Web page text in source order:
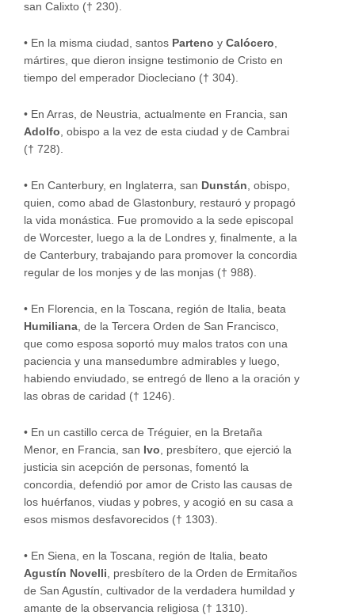
san Calixto († 230).
• En la misma ciudad, santos Parteno y Calócero
mártires, que dieron insigne testimonio de Cristo en
tiempo del emperador Diocleciano († 304).
• En Arras, de Neustria, actualmente en Francia, san
Adolfo , obispo a la vez de esta ciudad y de Cambrai
(† 728).
• En Canterbury, en Inglaterra, san Dunstán , obispo,
quien, como abad de Glastonbury, restauró y propagó
la vida monástica. Fue promovido a la sede episcopal
de Worcester, luego a la de Londres y, finalmente, a la
de Canterbury, trabajando para promover la concordia
regular de los monjes y de las monjas († 988).
• En Florencia, en la Toscana, región de Italia, beata
Humiliana , de la Tercera Orden de San Francisco,
que como esposa soportó muy malos tratos con una
paciencia y una mansedumbre admirables y luego,
habiendo enviudado, se entregó de lleno a la oración y
las obras de caridad († 1246).
• En un castillo cerca de Tréguier, en la Bretaña
Menor, en Francia, san Ivo , presbítero, que ejerció la
justicia sin acepción de personas, fomentó la
concordia, defendió por amor de Cristo las causas de
los huérfanos, viudas y pobres, y acogió en su casa a
esos mismos desfavorecidos († 1303).
• En Siena, en la Toscana, región de Italia, beato
Agustín Novelli , presbítero de la Orden de Ermitaños
de San Agustín, cultivador de la verdadera humildad y
amante de la observancia religiosa († 1310).